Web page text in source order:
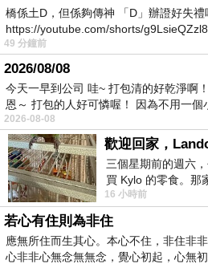
GARCIA 牛角釦小垂領素面
本季男裝介
橋係土D，但係夠傳神 「D」辦證好失
https://youtube.com/shorts/
49 分鐘前
2026/08/08
今天一早到公司 哇~ 打包清的好乾淨啊
恩～ 打包的人好可憐喔！ 因為不用一個
2026-08-08
歡迎回家，
三個星期前的週六
買 Kylo 的零食。那
顧都會去看一下。他
16 小時前
若心有住則為非住
應無所住而生其心。本心不住，非住非
心非非心無念無無念，覺心初起，心無